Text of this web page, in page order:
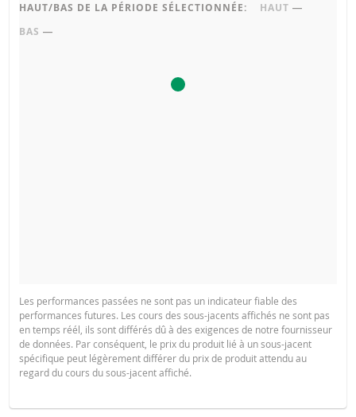
HAUT/BAS DE LA PÉRIODE SÉLECTIONNÉE: HAUT ―
BAS ―
Les performances passées ne sont pas un indicateur fiable des
performances futures. Les cours des sous-jacents affichés ne sont pas
en temps réél, ils sont différés dû à des exigences de notre fournisseur
de données. Par conséquent, le prix du produit lié à un sous-jacent
spécifique peut légèrement différer du prix de produit attendu au
regard du cours du sous-jacent affiché.